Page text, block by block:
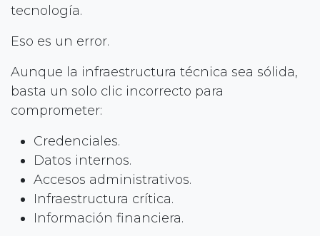
tecnología.
Eso es un error.
Aunque la infraestructura técnica sea sólida,
basta un solo clic incorrecto para
comprometer:
Credenciales.
Datos internos.
Accesos administrativos.
Infraestructura crítica.
Información financiera.